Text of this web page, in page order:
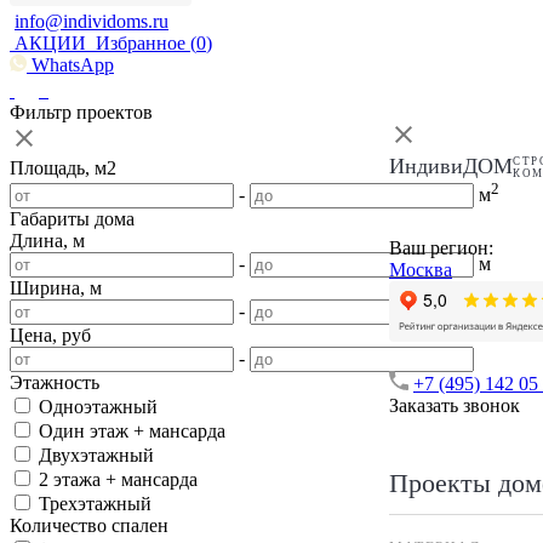
info@individoms.ru
АКЦИИ Избранное (0)
WhatsApp
ИндивиДОМ
Ваш регион:
Москва
+7 (495) 142 05
Заказать звонок
Проекты
Фильтр проектов
Площадь, м2
-
м2
Габариты дома
Длина, м
-
м
Ширина, м
-
м
Цена, руб
-
Этажность
Одноэтажный
Один этаж + мансарда
Двухэтажный
2 этажа + мансарда
Трехэтажный
Количество спален